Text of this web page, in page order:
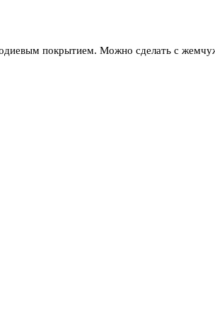
покрытием. Можно сделать с